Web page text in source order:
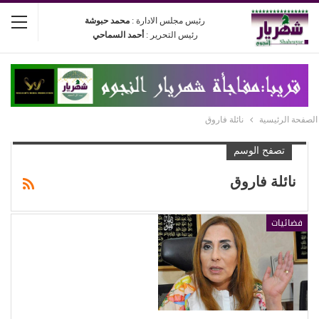
رئيس مجلس الادارة : محمد حبوشة
رئيس التحرير : أحمد السماحي
الصفحة الرئيسية نائلة فاروق
تصفح الوسم
نائلة فاروق
فضائيات